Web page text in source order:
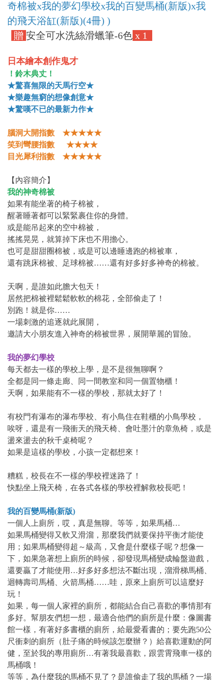
奇棉被x我的夢幻學校x我的百變馬桶(新版)x我
的飛天浴缸(新版)(4冊) )
贈 安全可水洗絲滑蠟筆-6色 x 1
日本繪本創作鬼才
！鈴木典丈！
★驚喜無限的天馬行空★
★樂趣無窮的想像創意★
★驚嘆不已的最新力作★
腦洞大開指數 ★★★★★
笑到彎腰指數 ★★★★
目光犀利指數 ★★★★★
【內容簡介】
我的神奇棉被
如果有能坐著的椅子棉被，
醒著睡著都可以緊緊裹住你的身體。
或是能吊起來的空中棉被，
搖搖晃晃，就算掉下床也不用擔心。
也可是甜甜圈棉被，或是可以邊睡邊跑的棉被車，
還有跳床棉被、足球棉被……還有好多好多神奇的棉被。
天啊，是誰如此膽大包天！
居然把棉被裡鬆鬆軟軟的棉花，全部偷走了！
別跑！就是你……
一場刺激的追逐就此展開，
邀請大小朋友進入神奇的棉被世界，展開華麗的冒險。
我的夢幻學校
每天都去一樣的學校上學，是不是很無聊啊？
全都是同一條走廊、同一間教室和同一個置物櫃！
天啊，如果能有不一樣的學校，那就太好了！
有校門有瀑布的瀑布學校、有小鳥住在鞋櫃的小鳥學校，
唉呀，還是有一飛衝天的飛天椅、會吐墨汁的章魚椅，或是
盪來盪去的秋千桌椅呢？
如果是這樣的學校，小孩一定都想來！
糟糕，校長在不一樣的學校裡迷路了！
快點坐上飛天椅，在各式各樣的學校裡解救校長吧！
我的百變馬桶(新版)
一個人上廁所，哎，真是無聊。等等，如果馬桶…
如果馬桶變得又軟又滑溜，那麼我們就要保持平衡才能使
用；如果馬桶變得超～級高，又會是什麼樣子呢？想像一
下，如果急著想上廁所的時候，卻發現馬桶變成輪盤遊戲，
還要贏了才能使用…好多好多想法不斷出現，溜滑梯馬桶、
迴轉壽司馬桶、火箭馬桶……哇，原來上廁所可以這麼好
玩！
如果，每一個人家裡的廁所，都能結合自己喜歡的事情那有
多好。幫朋友們想一想，最適合他們的廁所是什麼：像圖書
館一樣，有著好多書櫃的廁所，給最愛看書的；要先跑50公
尺衝刺的廁所（肚子痛的時候該怎麼辦？）給喜歡運動的阿
健，至於我的專用廁所…有著我最喜歡，跟雲霄飛車一樣的
馬桶哦！
等等，為什麼我的馬桶不見了？是誰偷走了我的馬桶？一場